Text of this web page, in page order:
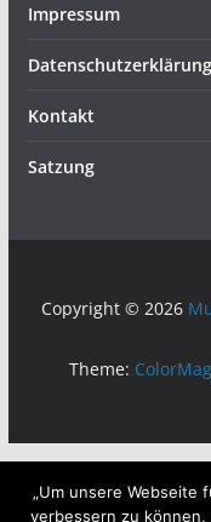
Impressum
Datenschutzerklärung
Kontakt
Satzung
Copyright © 2026
Theme: ColorMag
„Um unsere Webseite
verbessern zu